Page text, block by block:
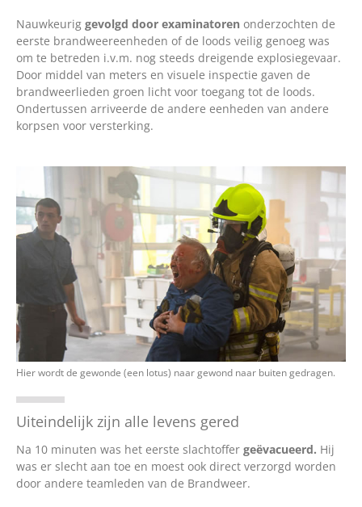
Nauwkeurig gevolgd door examinatoren onderzochten de
eerste brandweereenheden of de loods veilig genoeg was
om te betreden i.v.m. nog steeds dreigende explosiegevaar.
Door middel van meters en visuele inspectie gaven de
brandweerlieden groen licht voor toegang tot de loods.
Ondertussen arriveerde de andere eenheden van andere
korpsen voor versterking.
Hier wordt de gewonde (een lotus) naar gewond naar buiten gedragen.
Uiteindelijk zijn alle levens gered
Na 10 minuten was het eerste slachtoffer geëvacueerd. Hij
was er slecht aan toe en moest ook direct verzorgd worden
door andere teamleden van de Brandweer.